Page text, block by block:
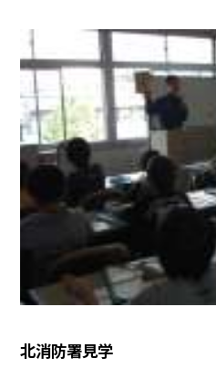
北消防署見学